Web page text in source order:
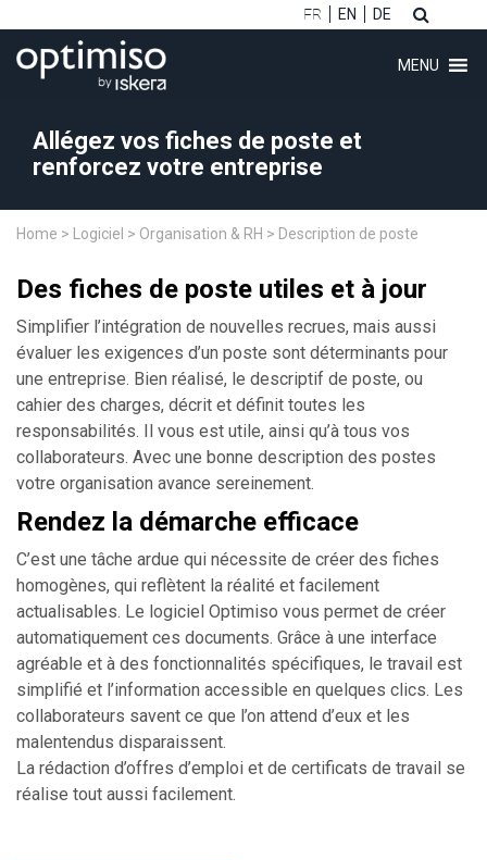
(Logiciel)
(Clients)
(Conseil)
(Formations)
(À propos)
FR EN DE
MENU
Allégez vos fiches de poste et
renforcez votre entreprise
Home > Logiciel > Organisation & RH > Description de poste
Des fiches de poste utiles et à jour
Simplifier l’intégration de nouvelles recrues, mais aussi
évaluer les exigences d’un poste sont déterminants pour
une entreprise. Bien réalisé, le descriptif de poste, ou
cahier des charges, décrit et définit toutes les
responsabilités. Il vous est utile, ainsi qu’à tous vos
collaborateurs. Avec une bonne description des postes
votre organisation avance sereinement.
Rendez la démarche efficace
C’est une tâche ardue qui nécessite de créer des fiches
homogènes, qui reflètent la réalité et facilement
actualisables. Le logiciel Optimiso vous permet de créer
automatiquement ces documents. Grâce à une interface
agréable et à des fonctionnalités spécifiques, le travail est
simplifié et l’information accessible en quelques clics. Les
collaborateurs savent ce que l’on attend d’eux et les
malentendus disparaissent.
La rédaction d’offres d’emploi et de certificats de travail se
réalise tout aussi facilement.